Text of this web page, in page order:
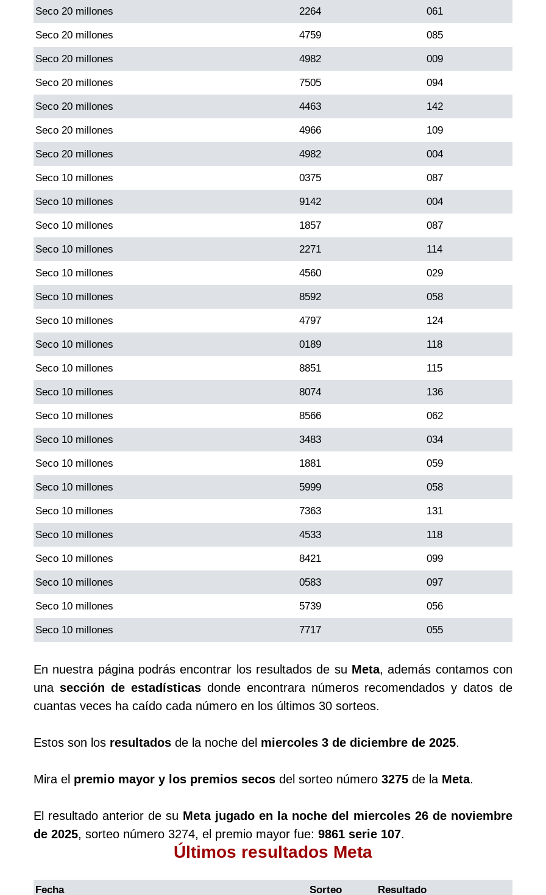
Motilon Tarde
Motilon Noche
Paisita Día
Paisita Noche
Paisita 3
Pick 3 Día
Pick 3 Noche
Pick 4 Día
Pick 4 Noche
Pijao de Oro
Saman de la suerte
Sinuano Día
Sinuano Noche
Super Chontico Noche
Seco 20 millones 2264 061
Seco 20 millones 4759 085
Seco 20 millones 4982 009
Seco 20 millones 7505 094
Seco 20 millones 4463 142
Seco 20 millones 4966 109
Seco 20 millones 4982 004
Seco 10 millones 0375 087
Seco 10 millones 9142 004
Seco 10 millones 1857 087
Seco 10 millones 2271 114
Seco 10 millones 4560 029
Seco 10 millones 8592 058
Seco 10 millones 4797 124
Seco 10 millones 0189 118
Seco 10 millones 8851 115
Seco 10 millones 8074 136
Seco 10 millones 8566 062
Seco 10 millones 3483 034
Seco 10 millones 1881 059
Seco 10 millones 5999 058
Seco 10 millones 7363 131
Seco 10 millones 4533 118
Seco 10 millones 8421 099
Seco 10 millones 0583 097
Seco 10 millones 5739 056
Seco 10 millones 7717 055
En nuestra página podrás encontrar los resultados de su Meta, además contamos con
una sección de estadísticasdonde encontrara números recomendados y datos de
cuantas veces ha caído cada número en los últimos 30 sorteos.
Estos son los resultados de la noche del miercoles 3 de diciembre de 2025.
Mira el premio mayor y los premios secos del sorteo número 3275 de la Meta.
El resultado anterior de su Meta jugado en la noche del miercoles 26 de noviembre
de 2025, sorteo número 3274, el premio mayor fue: 9861 serie 107.
Últimos resultados Meta
Fecha Sorteo Resultado